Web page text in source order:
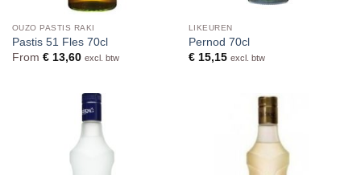
OUZO PASTIS RAKI
Pastis 51 Fles 70cl
From €13,60 excl. btw
LIKEUREN
Pernod 70cl
€15,15 excl. btw